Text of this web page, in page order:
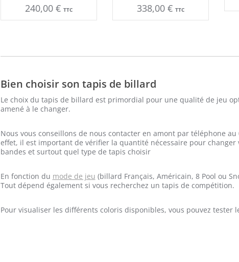
être
sur
240,00 €Plage
de
200,00 €
240,00 €
TTC être
sur
338,00€Plage
de
273,00 €
TTC
Bien choisir son tapis de billard
Le choix du tapis de billard est primordial pour une qualité de jeu
amené à le changer.
Nous vous conseillons de nous contacter en amont par téléphone
effet, il est important de vérifier la quantité nécessaire pour
bandes et surtout quel type de tapis choisir
En fonction du mode de jeu (billard Français, Américain, 8 Pool ou
Tout dépend également si vous recherchez un tapis de compétition.
Pour visualiser les différents coloris disponibles, vous pouvez tester